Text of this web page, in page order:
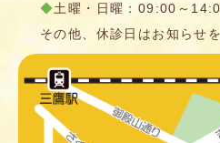
◆土曜・日曜：09:00～
その他、休診日はお知らせ